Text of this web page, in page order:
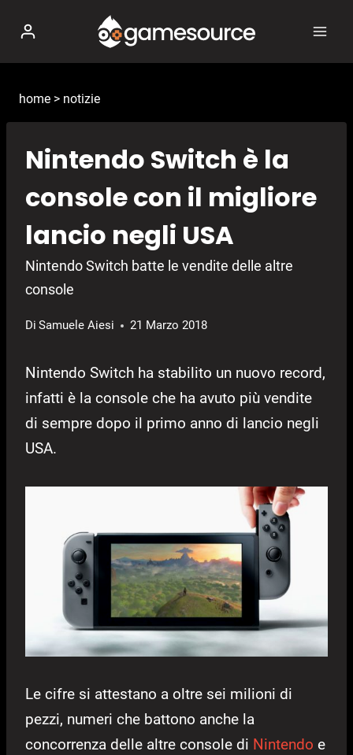
contenuto
home > notizie
Nintendo Switch è la
console con il migliore
lancio negli USA
Nintendo Switch batte le vendite delle altre
console
Di Samuele Aiesi 21 Marzo 2018
Nintendo Switch ha stabilito un nuovo record,
infatti è la console che ha avuto più vendite
di sempre dopo il primo anno di lancio negli
USA.
Le cifre si attestano a oltre sei milioni di
pezzi, numeri che battono anche la
concorrenza delle altre console di Nintendo e